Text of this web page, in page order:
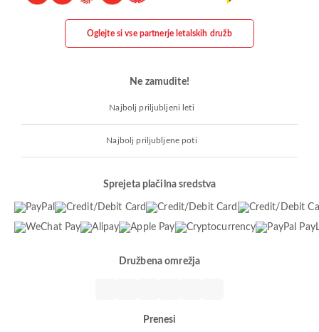
Oglejte si vse partnerje letalskih družb
Ne zamudite!
Najbolj priljubljeni leti
Najbolj priljubljene poti
Sprejeta plačilna sredstva
Družbena omrežja
Prenesi